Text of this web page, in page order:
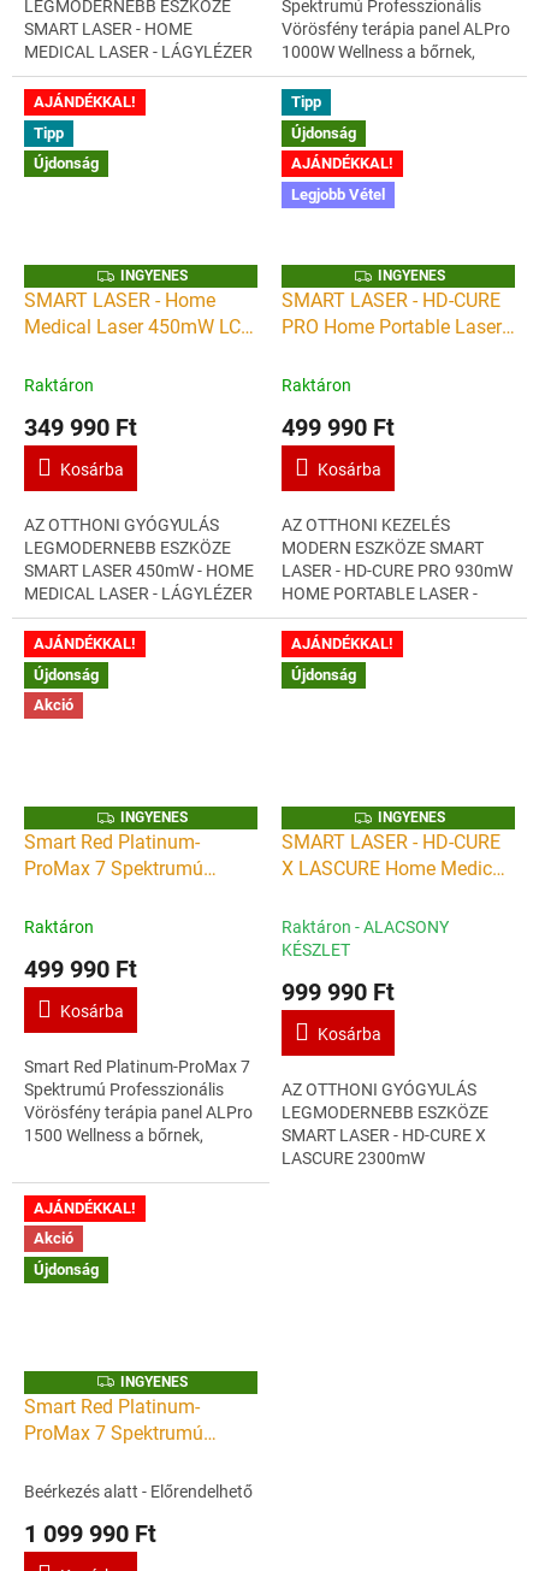
LEGMODERNEBB ESZKÖZE
SMART LASER - HOME
MEDICAL LASER - LÁGYLÉZER
KÉSZÜLÉK ERŐ, ENERGIA,
EGÉSZSÉG OTTHON
BIOSTIMULÁCIÓ, GYÓGYÍTÁS,
EGÉSZSÉGMEGŐRZÉS...
Spektrumú Professzionális
Vörösfény terápia panel ALPro
1000W Wellness a bőrnek,
Wellness a léleknek - Extra
méret A legújabb innovatív
technológia...
AJÁNDÉKKAL!
Tipp
Újdonság
I
N
G
Y
INGYENES
SMART LASER - Home
Medical Laser 450mW LCD
Gyógyító lézer otthoni
Raktáron
349 990 Ft
Kosárba
AZ OTTHONI GYÓGYULÁS
LEGMODERNEBB ESZKÖZE
SMART LASER 450mW - HOME
MEDICAL LASER - LÁGYLÉZER
KÉSZÜLÉK ERŐ, ENERGIA,
EGÉSZSÉG OTTHON
BIOSTIMULÁCIÓ,
GYÓGYÍTÁS,...
Tipp
Újdonság
AJÁNDÉKKAL!
Legjobb Vétel
I
N
G
Y
INGYENES
SMART LASER - HD-CURE
PRO Home Portable Laser
készülék - Gyógyító lézer
Raktáron
499 990 Ft
Kosárba
AZ OTTHONI KEZELÉS
MODERN ESZKÖZE SMART
LASER - HD-CURE PRO 930mW
HOME PORTABLE LASER -
LÁGYLÉZER KÉSZÜLÉK ERŐ,
ENERGIA, EGÉSZSÉG OTTHON
BIOSTIMULÁCIÓ,
GYÓGYÍTÁS,...
AJÁNDÉKKAL!
Újdonság
Akció
I
N
G
Y
INGYENES
Smart Red Platinum-
ProMax 7 Spektrumú
terápia panel 1500 -
Wellness a léleknek - Extra
méret
Raktáron
499 990 Ft
Kosárba
Smart Red Platinum-ProMax 7
Spektrumú Professzionális
Vörösfény terápia panel ALPro
1500 Wellness a bőrnek,
méret A legújabb innovatív
technológia...
AJÁNDÉKKAL!
Újdonság
I
N
G
Y
E
S
INGYENES
SMART LASER - HD-CURE
X LASCURE Home Medical
Professional Laser - kézi
lágylézer készülék -
intézeti használatra
Raktáron - ALACSONY
KÉSZLET
999 990 Ft
Kosárba
AZ OTTHONI GYÓGYULÁS
LEGMODERNEBB ESZKÖZE
SMART LASER - HD-CURE X
LASCURE 2300mW
AJÁNDÉKKAL!
Akció
Újdonság
I
N
G
Y
E
S
INGYENES
Smart Red Platinum-
ProMax 7 Spektrumú
terápia panel 5000 -
Wellness a léleknek - Extra
méret
Beérkezés alatt - Előrendelhető
1 099 990 Ft